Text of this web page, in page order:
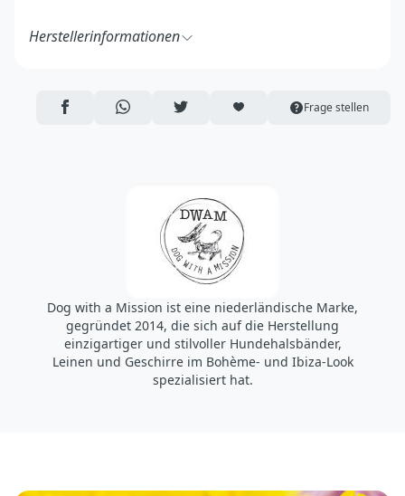
Herstellerinformationen
1822 BH Alkmaar, Niederlande
https://www.dogwithamission.com/de/
AUF FACEBOOK TEILEN
ÜBER WHATSAPP TEILEN
AUF TWITTER TEILENARTIKEL AUF DIE MERKLISTE
Frage stellen
Dog with a Mission ist eine niederländische Marke,
gegründet 2014, die sich auf die Herstellung
einzigartiger und stilvoller Hundehalsbänder,
Leinen und Geschirre im Bohème- und Ibiza-Look
spezialisiert hat.